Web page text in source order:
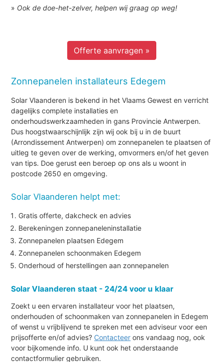
» Ook de doe-het-zelver, helpen wij graag op weg!
Offerte aanvragen »
Zonnepanelen installateurs Edegem
Solar Vlaanderen is bekend in het Vlaams Gewest en verricht
dagelijks complete installaties en
onderhoudswerkzaamheden in gans Provincie Antwerpen.
Dus hoogstwaarschijnlijk zijn wij ook bij u in de buurt
(Arrondissement Antwerpen) om zonnepanelen te plaatsen of
uitleg te geven over de werking, omvormers en/of het geven
van tips. Doe gerust een beroep op ons als u woont in
postcode 2650 en omgeving.
Solar Vlaanderen helpt met:
Gratis offerte, dakcheck en advies
Berekeningen zonnepaneleninstallatie
Zonnepanelen plaatsen Edegem
Zonnepanelen schoonmaken Edegem
Onderhoud of herstellingen aan zonnepanelen
Solar Vlaanderen staat - 24/24 voor u klaar
Zoekt u een ervaren installateur voor het plaatsen,
onderhouden of schoonmaken van zonnepanelen in Edegem
of wenst u vrijblijvend te spreken met een adviseur voor een
prijsofferte en/of advies? Contacteer ons vandaag nog, ook
voor bijkomende info. U kunt ook het onderstaande
contactformulier gebruiken.